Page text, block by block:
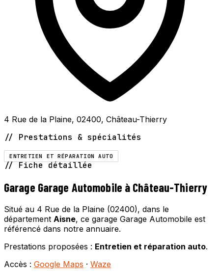
4 Rue de la Plaine, 02400, Château-Thierry
// Prestations & spécialités
ENTRETIEN ET RÉPARATION AUTO
// Fiche détaillée
Garage Garage Automobile à Château-Thierry
Situé au 4 Rue de la Plaine (02400), dans le
département Aisne, ce garage Garage Automobile est
référencé dans notre annuaire.
Prestations proposées : Entretien et réparation auto.
Accès : Google Maps · Waze